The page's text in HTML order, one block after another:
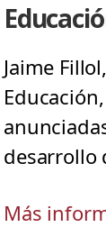
Jaime
desarrollo
Más